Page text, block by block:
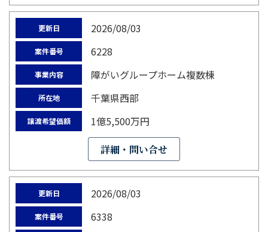
更新日 2026/08/03
案件番号 6228
事業内容 障がいグループホーム複数棟
所在地 千葉県西部
譲渡希望価額 1億5,500万円
詳細・問い合せ
更新日 2026/08/03
案件番号 6338